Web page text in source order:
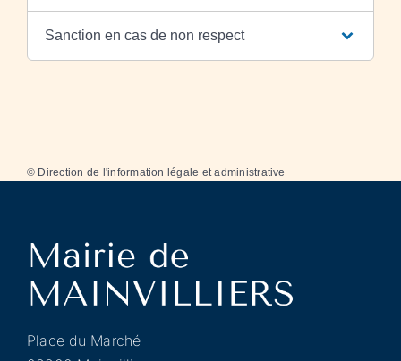
Sanction en cas de non respect
© Direction de l'information légale et administrative
Place du Marché